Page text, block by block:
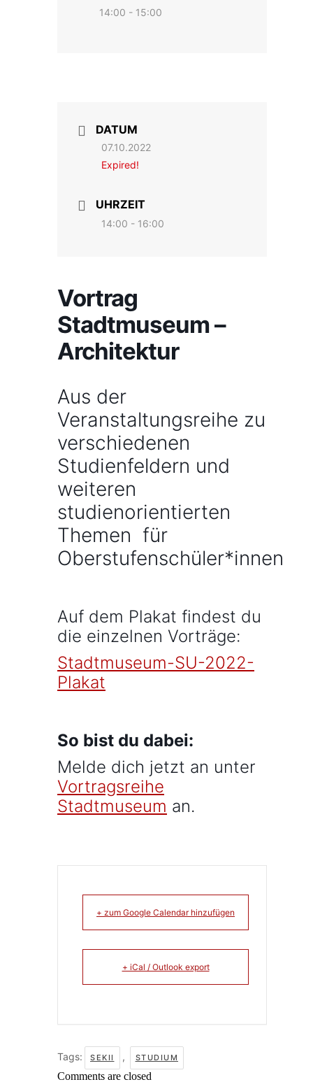
14:00 - 15:00
DATUM
07.10.2022
Expired!
UHRZEIT
14:00 - 16:00
Vortrag
Stadtmuseum –
Architektur
Aus der
Veranstaltungsreihe zu
verschiedenen
Studienfeldern und
weiteren
studienorientierten
Themen für
Oberstufenschüler*innen
Auf dem Plakat findest du
die einzelnen Vorträge:
Stadtmuseum-SU-2022-
Plakat
So bist du dabei:
Melde dich jetzt an unter
Vortragsreihe
Stadtmuseum an.
+ zum Google Calendar hinzufügen
+ iCal / Outlook export
Tags: SEKII , STUDIUM
Comments are closed